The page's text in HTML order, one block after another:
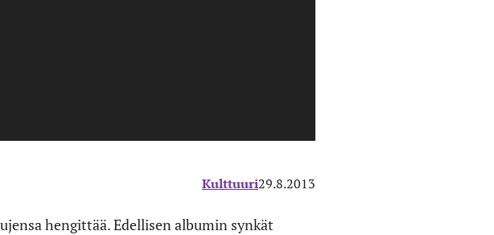
Kulttuuri29.8.2013
hengittää. Edellisen albumin synkät